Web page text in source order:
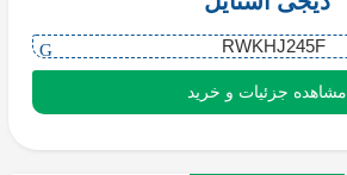
RWKHJ245F
مشاهده جزئیات و خرید